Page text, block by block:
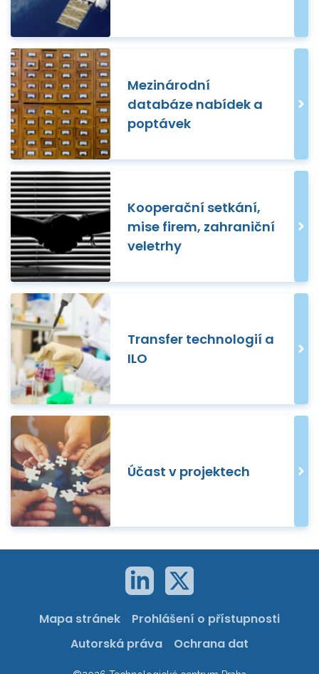
Mezinárodní
databáze nabídek a
poptávek
Kooperační setkání,
mise firem, zahraniční
veletrhy
Transfer technologií a
ILO
Účast v projektech
Mapa stránek
Prohlášení o přístupnosti
Autorská práva
Ochrana dat